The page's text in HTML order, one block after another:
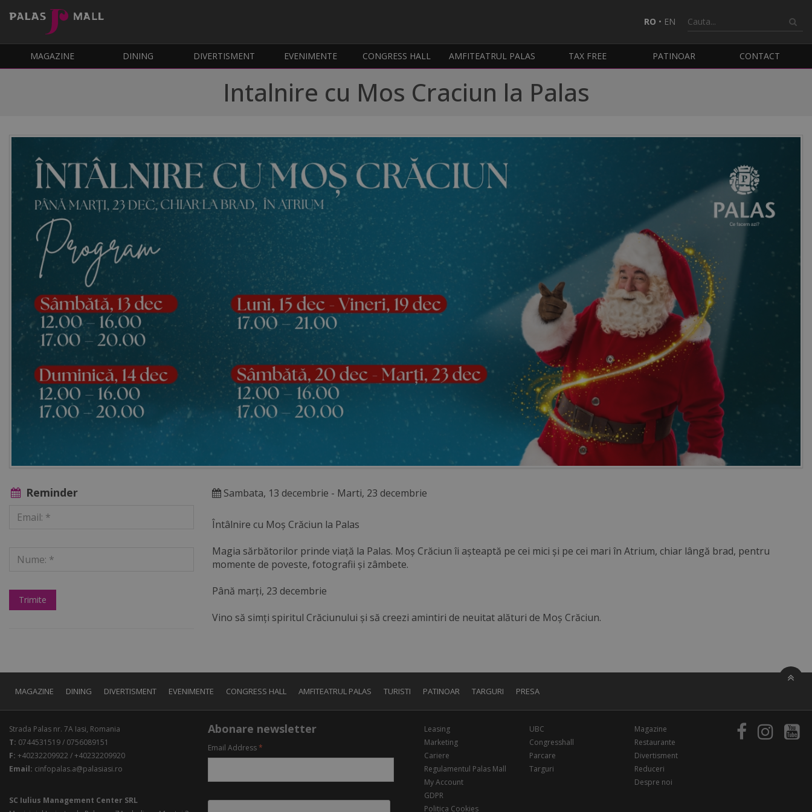
RO • EN
MAGAZINE DINING DIVERTISMENT EVENIMENTE CONGRESS HALL AMFITEATRUL PALAS TAX FREE PATINOAR CONTACT
Intalnire cu Mos Craciun la Palas
Sambata, 13 decembrie - Marti, 23 decembrie
Întâlnire cu Moș Crăciun la Palas
Magia sărbătorilor prinde viață la Palas. Moș Crăciun îi așteaptă pe cei mici și pe cei mari în Atrium, chiar lângă brad, pentru
momente de poveste, fotografii și zâmbete.
Până marți, 23 decembrie
Vino să simți spiritul Crăciunului și să creezi amintiri de neuitat alături de Moș Crăciun.
Reminder
MAGAZINE DINING DIVERTISMENT EVENIMENTE CONGRESS HALL AMFITEATRUL PALAS TURISTI PATINOAR TARGURI PRESA
Strada Palas nr. 7A Iasi, Romania
T: 0744531519 / 0756089151
F: +40232209922 / +40232209920
Email: cinfopalas.a@palasiasi.ro
SC Iulius Management Center SRL
Abonare newsletter
Email Address*
Leasing
Marketing
Cariere
Regulamentul Palas Mall
My Account
GDPR
Politica Cookies
UBC
Congresshall
Parcare
Targuri
Magazine
Restaurante
Divertisment
Reduceri
Despre noi